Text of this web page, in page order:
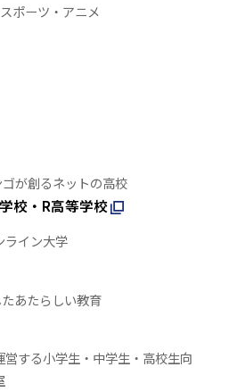
ポーツ・アニメ
が創るネットの高校
校・R高等学校
ライン大学
あたらしい教育
する小学生・中学生・高校生向